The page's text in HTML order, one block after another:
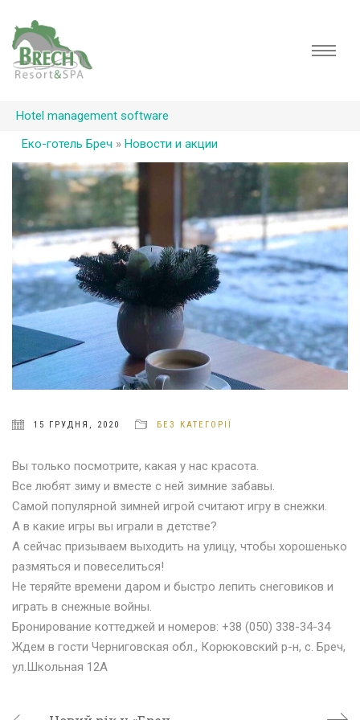
Hotel management software
Еко-готель Бреч » Новости и акции
15 ГРУДНЯ, 2020 БЕЗ КАТЕГОРІЇ
Вы только посмотрите, какая у нас красота.
Все любят зиму и вместе с ней зимние забавы.
Самой популярной зимней игрой считают игру в снежки.
А в какие игры вы играли в детстве?
А сейчас призываем выходить на улицу, чтобы хорошенько
размяться и повеселиться!
Не теряйте времени даром и быстро лепить снеговиков и
играть в снежные войны.
Бронирование коттеджей и номеров: +38 (050) 338-34-34
Ждем в гости Черниговская обл., Корюковский р-н, с. Бреч,
ул.Школьная 12А